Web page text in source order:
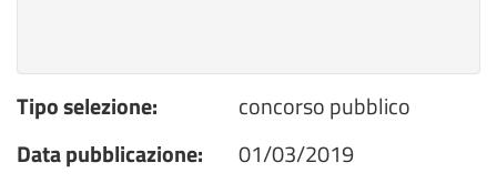
Tipo selezione:
concorso pubblico
Data pubblicazione:
01/03/2019